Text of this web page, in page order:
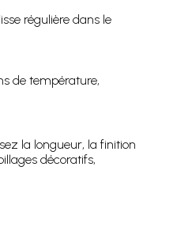
régulière dans le
de température,
la longueur, la finition
décoratifs,